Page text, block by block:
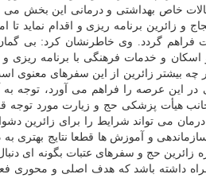
خاص بهداشتی و درمانی این بخش
زائرین برنامه ریزی و اقدام نماید تا
فراهم گردد. وی خاطرنشان کرد: بی
اسکان و خدمات فرهنگی با برنامه ریزی
بیشتر زائرین از این سفرهای معنوی
در این عرصه را فراهم می آورد، توجه
هیأت پزشکی حج و زیارت مورد توجه
می تواند شرایط را برای زائرین
و آموزش ها قطعا نتایج بهتری
زائرین حج و سفرهای عتبات بگونه ای
همراه داشته باشد که هدف اصلی و